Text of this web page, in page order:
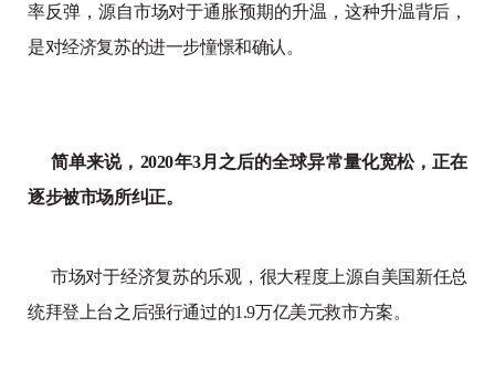
率反弹，源自市场对于通胀预期的升温，这种升温背后，
是对经济复苏的进一步憧憬和确认。
简单来说，2020年3月之后的全球异常量化宽松，正在
逐步被市场所纠正。
市场对于经济复苏的乐观，很大程度上源自美国新任总
统拜登上台之后强行通过的1.9万亿美元救市方案。